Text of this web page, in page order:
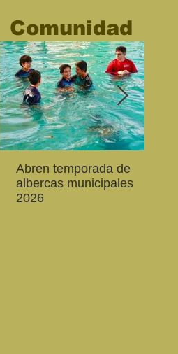
Con una excelente
cartelera se proyectó la
79 Muestra Internacional
Abren temporada de
albercas municipales
2026
Comunidad